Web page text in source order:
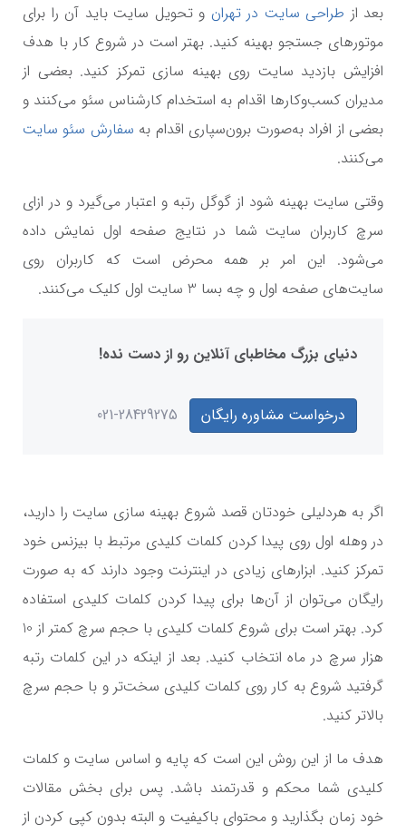
بعد از طراحی سایت در تهران و تحویل سایت باید آن را برای
موتورهای جستجو بهینه کنید. بهتر است در شروع کار با هدف
افزایش بازدید سایت روی بهینه سازی تمرکز کنید. بعضی از
مدیران کسب‌وکارها اقدام به استخدام کارشناس سئو می‌کنند و
بعضی از افراد به‌صورت برون‌سپاری اقدام به سفارش سئو سایت
می‌کنند.
وقتی سایت بهینه شود از گوگل رتبه و اعتبار می‌گیرد و در ازای
سرچ کاربران سایت شما در نتایج صفحه اول نمایش داده
می‌شود. این امر بر همه محرض است که کاربران روی
سایت‌های صفحه اول و چه بسا 3 سایت اول کلیک می‌کنند.
دنیای بزرگ مخاطبای آنلاین رو از دست نده!
درخواست مشاوره رایگان 021-28429275
اگر به هردلیلی خودتان قصد شروع بهینه سازی سایت را دارید،
در وهله اول روی پیدا کردن کلمات کلیدی مرتبط با بیزنس خود
تمرکز کنید. ابزارهای زیادی در اینترنت وجود دارند که به صورت
رایگان می‌توان از آن‌ها برای پیدا کردن کلمات کلیدی استفاده
کرد. بهتر است برای شروع کلمات کلیدی با حجم سرچ کمتر از 10
هزار سرچ در ماه انتخاب کنید. بعد از اینکه در این کلمات رتبه
گرفتید شروع به کار روی کلمات کلیدی سخت‌تر و با حجم سرچ
بالاتر کنید.
هدف ما از این روش این است که پایه و اساس سایت و کلمات
کلیدی شما محکم و قدرتمند باشد. پس برای بخش مقالات
خود زمان بگذارید و محتوای باکیفیت و البته بدون کپی کردن از